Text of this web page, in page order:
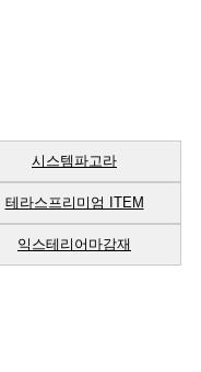
시스템파고라
테라스프리미엄 ITEM
익스테리어마감재